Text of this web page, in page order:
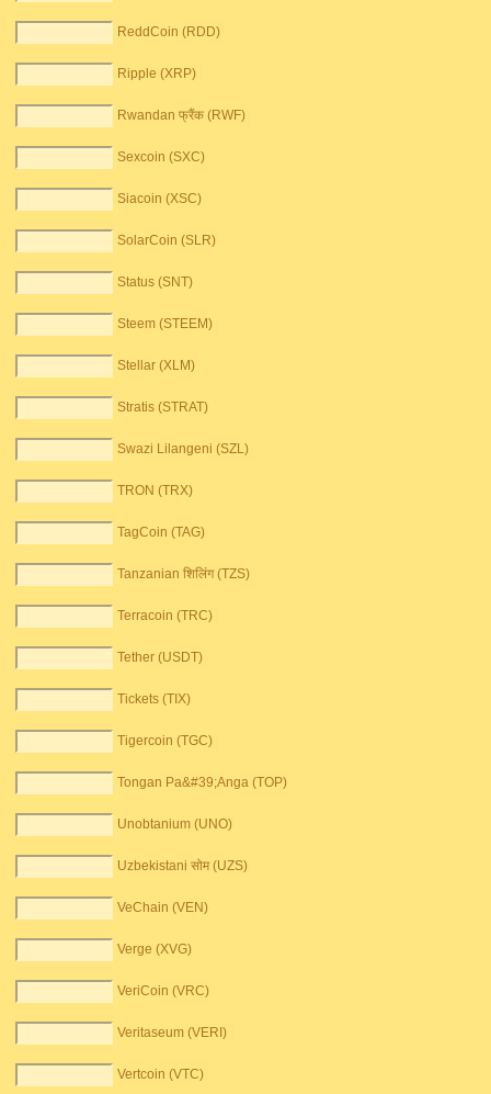
ReddCoin (RDD)
Ripple (XRP)
Rwandan फ्रैंक (RWF)
Sexcoin (SXC)
Siacoin (XSC)
SolarCoin (SLR)
Status (SNT)
Steem (STEEM)
Stellar (XLM)
Stratis (STRAT)
Swazi Lilangeni (SZL)
TRON (TRX)
TagCoin (TAG)
Tanzanian शिलिंग (TZS)
Terracoin (TRC)
Tether (USDT)
Tickets (TIX)
Tigercoin (TGC)
Tongan Pa&#39;Anga (TOP)
Unobtanium (UNO)
Uzbekistani सोम (UZS)
VeChain (VEN)
Verge (XVG)
VeriCoin (VRC)
Veritaseum (VERI)
Vertcoin (VTC)